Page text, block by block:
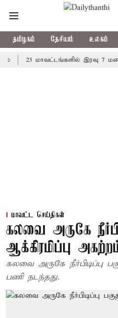
தமிழகம் தேசியம் உலகம்
23 மாவட்டங்களில் இரவு 7
மாவட்ட செய்திகள்
கலவை அருகே
ஆக்கிரமிப்பு
கலவை அருகே நீர்பிடிப்பு
பணி நடந்தது.